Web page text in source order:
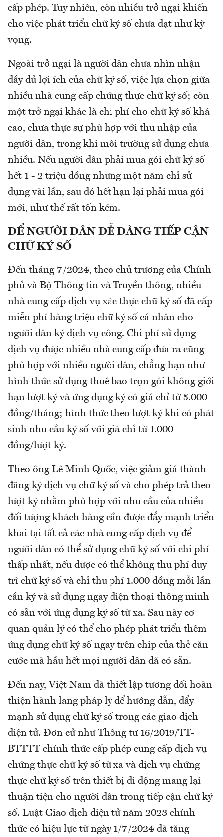
cấp phép. Tuy nhiên, còn nhiều trở ngại khiến
cho việc phát triển chữ ký số chưa đạt như kỳ
vọng.
Ngoài trở ngại là người dân chưa nhìn nhận
đầy đủ lợi ích của chữ ký số, việc lựa chọn giữa
nhiều nhà cung cấp chứng thực chữ ký số; còn
một trở ngại khác là chi phí cho chữ ký số khá
cao, chưa thực sự phù hợp với thu nhập của
người dân, trong khi môi trường sử dụng chưa
nhiều. Nếu người dân phải mua gói chữ ký số
hết 1 - 2 triệu đồng nhưng một năm chỉ sử
dụng vài lần, sau đó hết hạn lại phải mua gói
mới, như thế rất tốn kém.
ĐỂ NGƯỜI DÂN DỄ DÀNG TIẾP CẬN
CHỮ KÝ SỐ
Đến tháng 7/2024, theo chủ trương của Chính
phủ và Bộ Thông tin và Truyền thông, nhiều
nhà cung cấp dịch vụ xác thực chữ ký số đã cấp
miễn phí hàng triệu chữ ký số cá nhân cho
người dân ký dịch vụ công. Chi phí sử dụng
dịch vụ được nhiều nhà cung cấp đưa ra cũng
phù hợp với nhiều người dân, chẳng hạn như
hình thức sử dụng thuê bao trọn gói không giới
hạn lượt ký và ứng dụng ký có giá chỉ từ 5.000
đồng/tháng; hình thức theo lượt ký khi có phát
sinh nhu cầu ký số với giá chỉ từ 1.000
đồng/lượt ký.
Theo ông Lê Minh Quốc, việc giảm giá thành
đăng ký dịch vụ chữ ký số và cho phép trả theo
lượt ký nhằm phù hợp với nhu cầu của nhiều
đối tượng khách hàng cần được đẩy mạnh triển
khai tại tất cả các nhà cung cấp dịch vụ để
người dân có thể sử dụng chữ ký số với chi phí
thấp nhất, nếu được có thể không thu phí duy
trì chữ ký số và chỉ thu phí 1.000 đồng mỗi lần
cần ký và sử dụng ngay điện thoại thông minh
có sẵn với ứng dụng ký số từ xa. Sau này cơ
quan quản lý có thể cho phép phát triển thêm
ứng dụng chữ ký số ngay trên chip của thẻ căn
cước mà hầu hết mọi người dân đã có sẵn.
Đến nay, Việt Nam đã thiết lập tương đối hoàn
thiện hành lang pháp lý để hướng dẫn, đẩy
mạnh sử dụng chữ ký số trong các giao dịch
điện tử. Đơn cử như Thông tư 16/2019/TT-
BTTTT chính thức cấp phép cung cấp dịch vụ
chứng thực chữ ký số từ xa và dịch vụ chứng
thực chữ ký số trên thiết bị di động mang lại
thuận tiện cho người dân trong tiếp cận chữ ký
số. Luật Giao dịch điện tử năm 2023 chính
thức có hiệu lực từ ngày 1/7/2024 đã tăng